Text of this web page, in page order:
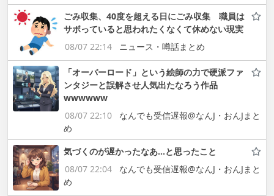
ごみ収集、40度を超える日にごみ収集 職員は
サボっていると思われたくなくて休めない現実
08/07 22:14
ニュース・噂話まとめ
「オーバーロード」という絵師の力で硬派ファ
ンタジーと誤解させ人気出たなろう作品
wwwwww
08/07 22:10
なんでも受信遅報@なんJ・おんJまと
め
気づくのが遅かったなあ…と思ったこと
08/07 22:04
なんでも受信遅報@なんJ・おんJまと
め